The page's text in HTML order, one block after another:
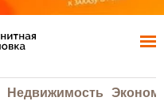
Недвижимость